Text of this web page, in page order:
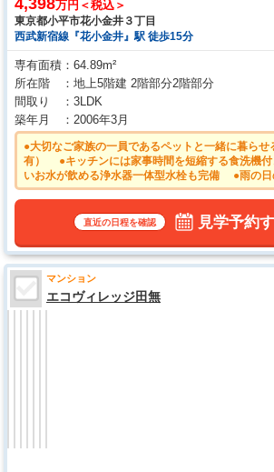
万円＜税込＞
東京都小平市花小金井３丁目
西武新宿線『花小金井』駅 徒歩15分
専有面積
64.89m²
所在階
地上5階建 2階部分2階部分
間取り
3LDK
築年月
2006年3月
●大切なご家族の一員であるペットと一緒に暮らせ
有） ●キッチンには家事時間を短縮する食洗機
いお水が飲める浄水器一体型水栓も完備 ●雨の日
乾燥機付きユニットバスで洗濯物が乾かせます
ンのため訪問者がひと目で分かります
直近の日程を確認 見学予約
マンション
エコヴィレッジ田無